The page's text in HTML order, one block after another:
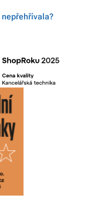
nepřehřívala?